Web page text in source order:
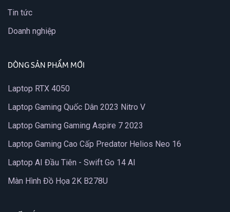
Tin tức
Doanh nghiệp
DÒNG SẢN PHẨM MỚI
Laptop RTX 4050
Laptop Gaming Quốc Dân 2023 Nitro V
Laptop Gaming Gaming Aspire 7 2023
Laptop Gaming Cao Cấp Predator Helios Neo 16
Laptop AI Đầu Tiên - Swift Go 14 AI
Màn Hình Đồ Họa 2K B278U